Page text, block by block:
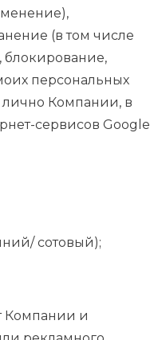
(в том числе
блокирование,
персональных
Компании, в
сервисов Google
сотовый);
Компании и